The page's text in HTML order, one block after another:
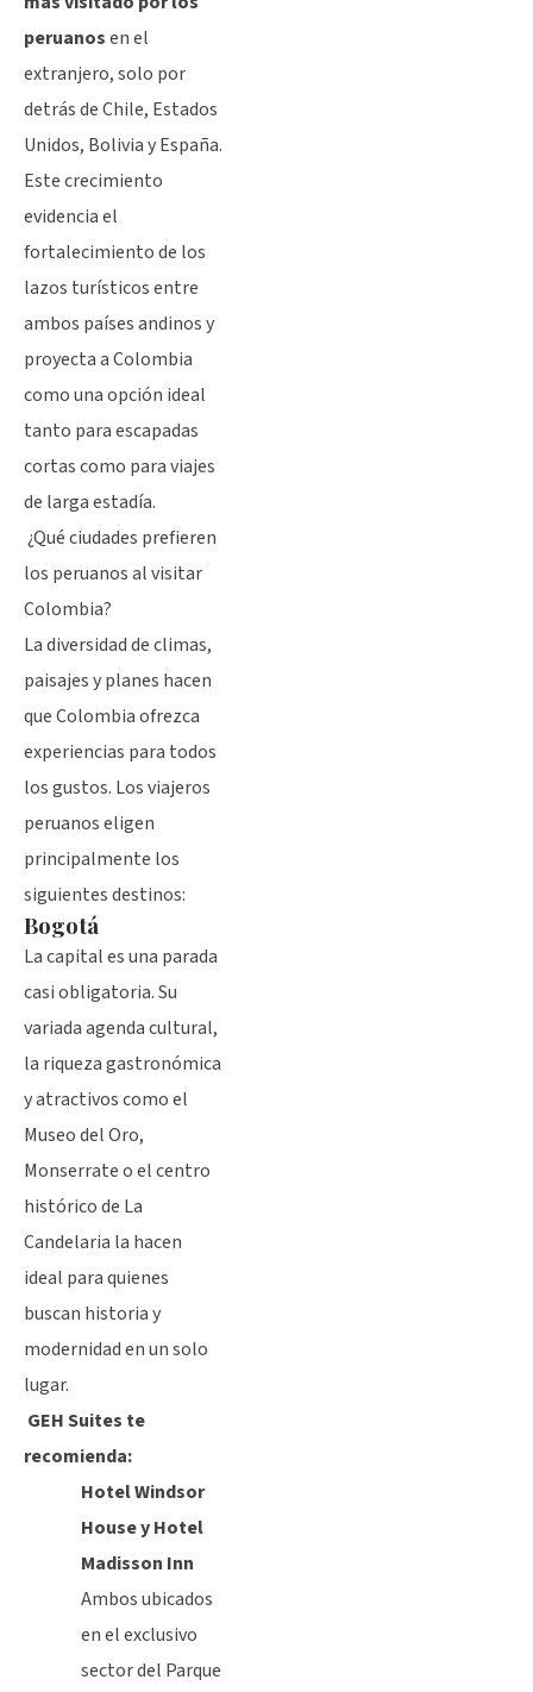
peruanosen el
extranjero, solo por
detrás de Chile, Estados
Unidos, Bolivia y España.
Este crecimiento
evidencia el
fortalecimiento de los
lazos turísticos entre
ambos países andinos y
proyecta a Colombia
como una opción ideal
tanto para escapadas
cortas como para viajes
de larga estadía.
¿Qué ciudades prefieren
los peruanos al visitar
Colombia?
La diversidad de climas,
paisajes y planes hacen
que Colombia ofrezca
experiencias para todos
los gustos. Los viajeros
peruanos eligen
principalmente los
siguientes destinos:
Bogotá
La capital es una parada
casi obligatoria. Su
variada agenda cultural,
la riqueza gastronómica
y atractivos como el
Museo del Oro,
Monserrate o el centro
histórico de La
Candelaria la hacen
ideal para quienes
buscan historia y
modernidad en un solo
lugar.
GEH Suites te
recomienda:
Hotel Windsor
House y Hotel
Madisson Inn
Ambos ubicados
en el exclusivo
sector del Parque